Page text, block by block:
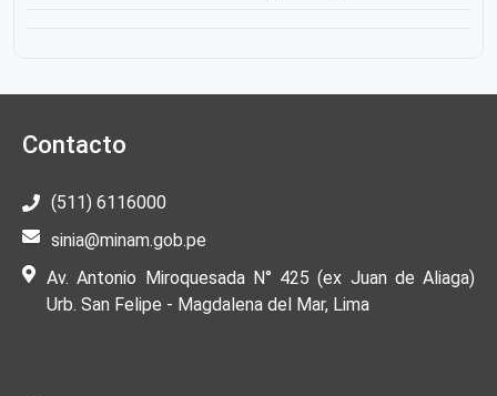
Contacto
(511) 6116000
sinia@minam.gob.pe
Av. Antonio Miroquesada N° 425 (ex Juan de Aliaga)
Urb. San Felipe - Magdalena del Mar, Lima